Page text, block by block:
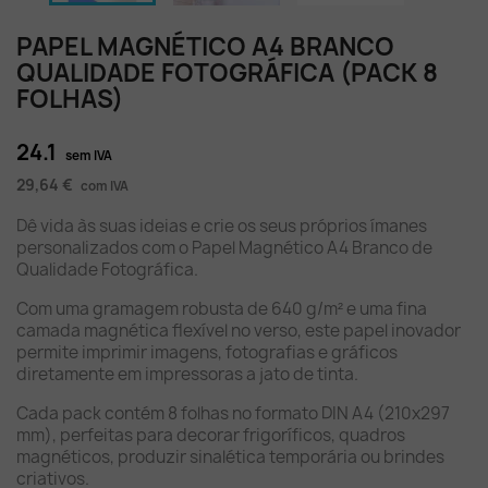
PAPEL MAGNÉTICO A4 BRANCO
QUALIDADE FOTOGRÁFICA (PACK 8
FOLHAS)
24.1 sem IVA
29,64 € com IVA
Dê vida às suas ideias e crie os seus próprios ímanes
personalizados com o Papel Magnético A4 Branco de
Qualidade Fotográfica.
Com uma gramagem robusta de 640 g/m² e uma fina
camada magnética flexível no verso, este papel inovador
permite imprimir imagens, fotografias e gráficos
diretamente em impressoras a jato de tinta.
Cada pack contém 8 folhas no formato DIN A4 (210x297
mm), perfeitas para decorar frigoríficos, quadros
magnéticos, produzir sinalética temporária ou brindes
criativos.